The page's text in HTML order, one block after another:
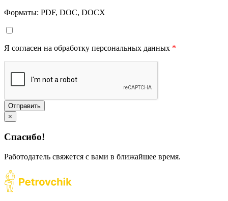
Форматы: PDF, DOC, DOCX
Я согласен на обработку персональных данных *
Отправить
×
Спасибо!
Работодатель свяжется с вами в ближайшее время.